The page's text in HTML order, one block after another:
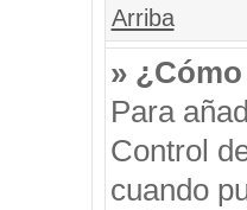
Arriba
»
Para
Control
cuando